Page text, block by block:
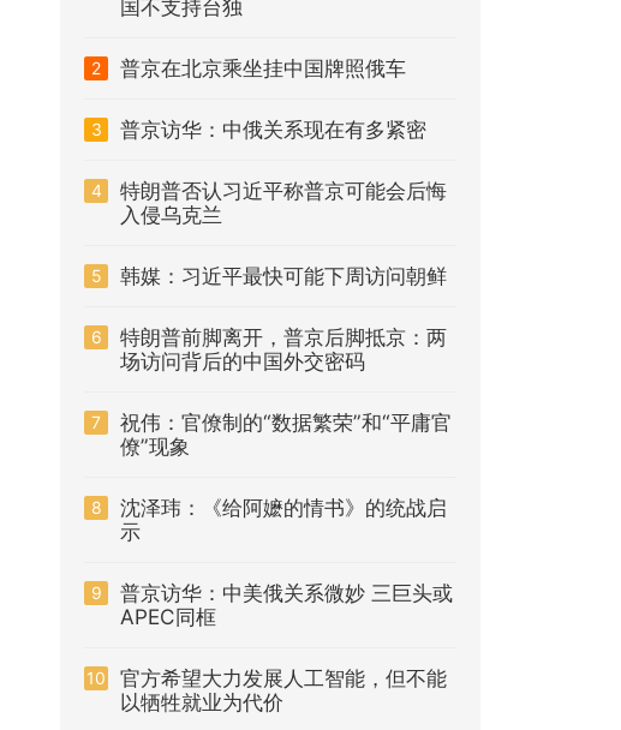
国不支持台独
2 普京在北京乘坐挂中国牌照俄车
3 普京访华：中俄关系现在有多紧密
4
特朗普否认习近平称普京可能会后悔
入侵乌克兰
5 韩媒：习近平最快可能下周访问朝鲜
6
特朗普前脚离开，普京后脚抵京：两
场访问背后的中国外交密码
7
祝伟：官僚制的“数据繁荣”和“平庸官
僚”现象
8
沈泽玮：《给阿嬷的情书》的统战启
示
9
普京访华：中美俄关系微妙 三巨头或
APEC同框
10
官方希望大力发展人工智能，但不能
以牺牲就业为代价